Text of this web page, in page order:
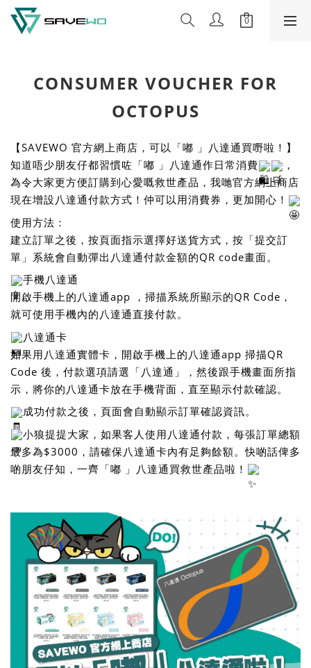
CONSUMER VOUCHER FOR
OCTOPUS
【SAVEWO 官方網上商店，可以「嘟 」八達通買嘢啦！】
知道唔少朋友仔都習慣咗「嘟 」八達通作日常消費
，
為令大家更方便訂購到心愛嘅救世產品，我哋官方網上商店
現在增設八達通付款方式！仲可以用消費券，更加開心！
使用方法：
建立訂單之後，按頁面指示選擇好送貨方式，按「提交訂
單」系統會自動彈出八達通付款金額的QR code畫面。
手機八達通
開啟手機上的八達通app ，掃描系統所顯示的QR Code，
就可使用手機內的八達通直接付款。
八達通卡
如果用八達通實體卡，開啟手機上的八達通app 掃描QR
Code 後，付款選項請選「八達通」，然後跟手機畫面所指
示，將你的八達通卡放在手機背面，直至顯示付款確認。
成功付款之後，頁面會自動顯示訂單確認資訊。
小狼提提大家，如果客人使用八達通付款，每張訂單總額
最多為$3000，請確保八達通卡內有足夠餘額。快啲話俾多
啲朋友仔知，一齊「嘟 」八達通買救世產品啦！